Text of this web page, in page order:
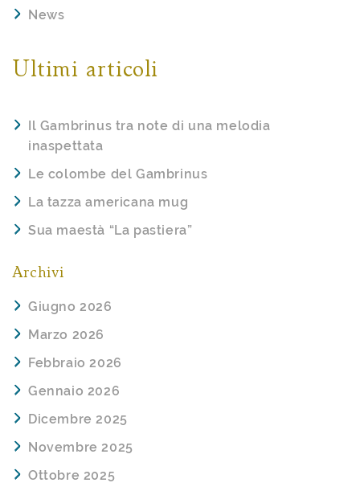
News
Ultimi articoli
Il Gambrinus tra note di una melodia
inaspettata
Le colombe del Gambrinus
La tazza americana mug
Sua maestà “La pastiera”
Archivi
Giugno 2026
Marzo 2026
Febbraio 2026
Gennaio 2026
Dicembre 2025
Novembre 2025
Ottobre 2025